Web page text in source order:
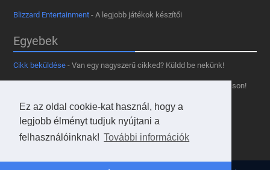
Ez az oldal cookie-kat használ, hogy a
legjobb élményt tudjuk nyújtani a
felhasználóinknak! További információk
Blizzard Entertainment - A legjobb játékok készítői
Egyebek
Cikk beküldése - Van egy nagyszerű cikked? Küldd be nekünk!
- Tetszik az oldal? Segíts, hogy fennmaradhasson!
Kapcsolat, médiaajánlat- Lépj velünk kapcsolatba!
Használd a tooltipünket- A saját oldaladon is!